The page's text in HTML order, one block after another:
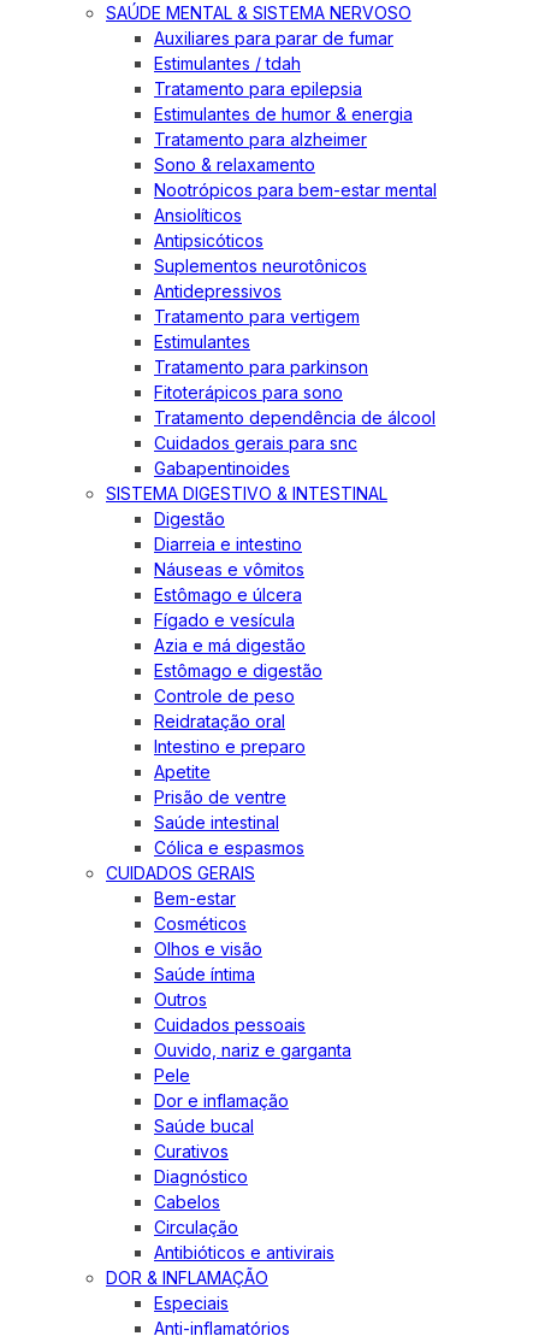
SAÚDE MENTAL & SISTEMA NERVOSO
Auxiliares para parar de fumar
Estimulantes / tdah
Tratamento para epilepsia
Estimulantes de humor & energia
Tratamento para alzheimer
Sono & relaxamento
Nootrópicos para bem-estar mental
Ansiolíticos
Antipsicóticos
Suplementos neurotônicos
Antidepressivos
Tratamento para vertigem
Estimulantes
Tratamento para parkinson
Fitoterápicos para sono
Tratamento dependência de álcool
Cuidados gerais para snc
Gabapentinoides
SISTEMA DIGESTIVO & INTESTINAL
Digestão
Diarreia e intestino
Náuseas e vômitos
Estômago e úlcera
Fígado e vesícula
Azia e má digestão
Estômago e digestão
Controle de peso
Reidratação oral
Intestino e preparo
Apetite
Prisão de ventre
Saúde intestinal
Cólica e espasmos
CUIDADOS GERAIS
Bem-estar
Cosméticos
Olhos e visão
Saúde íntima
Outros
Cuidados pessoais
Ouvido, nariz e garganta
Pele
Dor e inflamação
Saúde bucal
Curativos
Diagnóstico
Cabelos
Circulação
Antibióticos e antivirais
DOR & INFLAMAÇÃO
Especiais
Anti-inflamatórios